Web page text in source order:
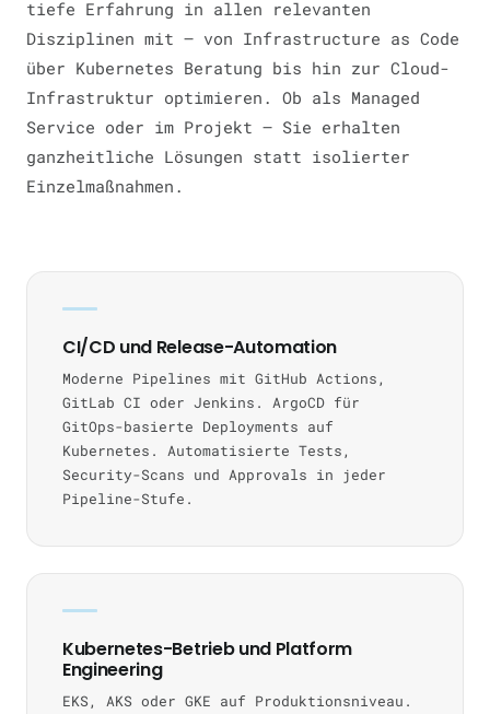
tiefe Erfahrung in allen relevanten
Disziplinen mit — von Infrastructure as Code
über Kubernetes Beratung bis hin zur Cloud-
Infrastruktur optimieren. Ob als Managed
Service oder im Projekt — Sie erhalten
ganzheitliche Lösungen statt isolierter
Einzelmaßnahmen.
CI/CD und Release-Automation
Moderne Pipelines mit GitHub Actions,
GitLab CI oder Jenkins. ArgoCD für
GitOps-basierte Deployments auf
Kubernetes. Automatisierte Tests,
Security-Scans und Approvals in jeder
Pipeline-Stufe.
Kubernetes-Betrieb und Platform
Engineering
EKS, AKS oder GKE auf Produktionsniveau.